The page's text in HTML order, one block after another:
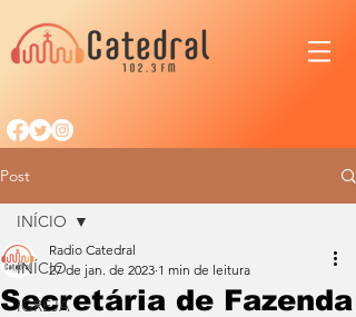
Post
INÍCIO
IGREJA
INÍCIO
Secretária de Fazenda
Radio Catedral
27 de jan. de 2023 1 min de leitura